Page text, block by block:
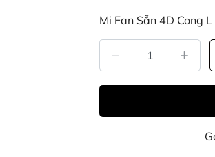
Mi Fan Sẵn 4D Cong L